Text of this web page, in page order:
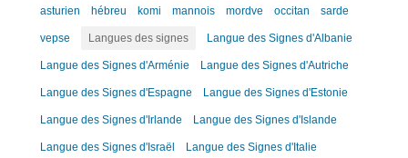
asturien hébreu komi mannois mordve occitan sarde
vepse Langues des signes Langue des Signes d'Albanie
Langue des Signes d'Arménie Langue des Signes d'Autriche
Langue des Signes d'Espagne Langue des Signes d'Estonie
Langue des Signes d'Irlande Langue des Signes d'Islande
Langue des Signes d'Israël Langue des Signes d'Italie